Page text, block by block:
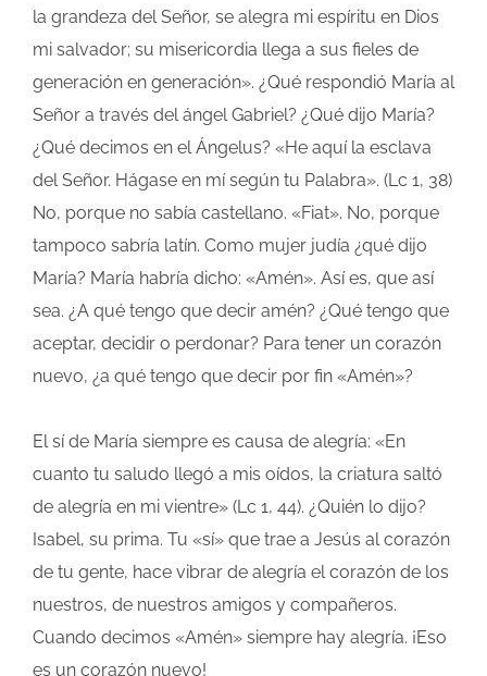
la grandeza del Señor, se alegra mi espíritu en Dios
mi salvador; su misericordia llega a sus fieles de
generación en generación». ¿Qué respondió María al
Señor a través del ángel Gabriel? ¿Qué dijo María?
¿Qué decimos en el Ángelus? «He aquí la esclava
del Señor. Hágase en mí según tu Palabra». (Lc 1, 38)
No, porque no sabía castellano. «Fiat». No, porque
tampoco sabría latín. Como mujer judía ¿qué dijo
María? María habría dicho: «Amén». Así es, que así
sea. ¿A qué tengo que decir amén? ¿Qué tengo que
aceptar, decidir o perdonar? Para tener un corazón
nuevo, ¿a qué tengo que decir por fin «Amén»?
El sí de María siempre es causa de alegría: «En
cuanto tu saludo llegó a mis oídos, la criatura saltó
de alegría en mi vientre» (Lc 1, 44). ¿Quién lo dijo?
Isabel, su prima. Tu «sí» que trae a Jesús al corazón
de tu gente, hace vibrar de alegría el corazón de los
nuestros, de nuestros amigos y compañeros.
Cuando decimos «Amén» siempre hay alegría. ¡Eso
es un corazón nuevo!